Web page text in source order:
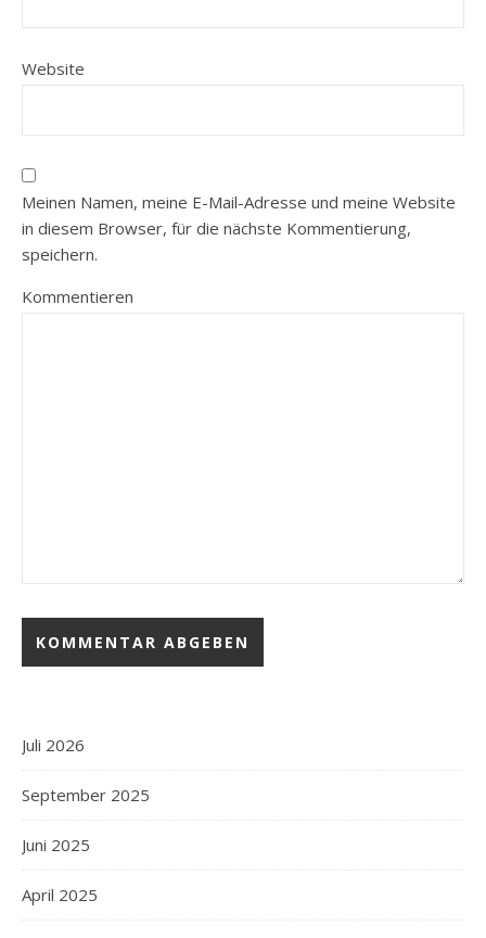
Website
Meinen Namen, meine E-Mail-Adresse und meine Website
in diesem Browser, für die nächste Kommentierung,
speichern.
Kommentieren
Juli 2026
September 2025
Juni 2025
April 2025